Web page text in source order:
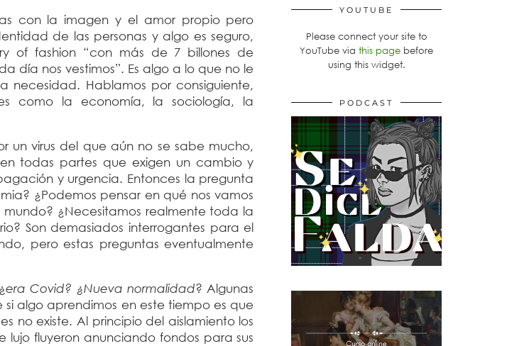
con la imagen y el amor propio pero
de las personas y algo es seguro,
of fashion “con más de 7 billones de
día nos vestimos”. Es algo a lo que no le
necesidad. Hablamos por consiguiente,
como la economía, la sociología, la
un virus del que aún no se sabe mucho,
todas partes que exigen un cambio y
y urgencia. Entonces la pregunta
¿Podemos pensar en qué nos vamos
¿Necesitamos realmente toda la
Son demasiados interrogantes para el
pero estas preguntas eventualmente
era Covid? ¿Nueva normalidad? Algunas
algo aprendimos en este tiempo es que
no existe. Al principio del aislamiento los
fluyeron anunciando fondos para sus
YOUTUBE
Please connect your site to
YouTube viathis page before
using this widget.
PODCAST